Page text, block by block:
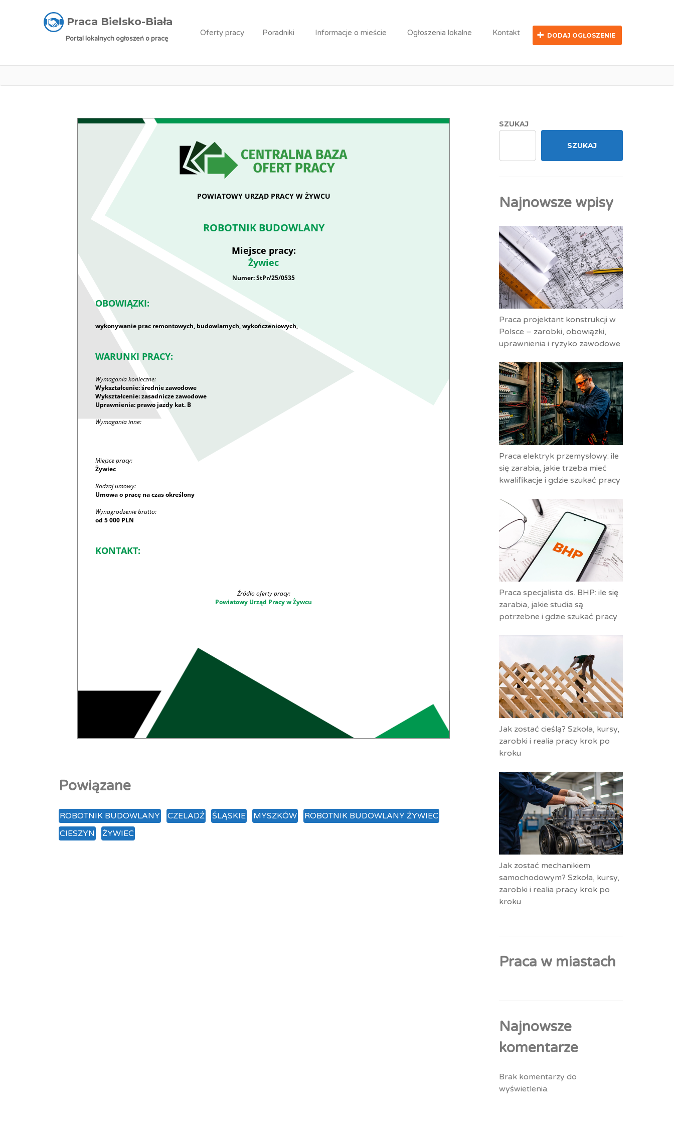
Praca Bielsko-Biała
Portal lokalnych ogłoszeń o pracę
Oferty pracy Poradniki Informacje o mieście Ogłoszenia lokalne Kontakt DODAJ OGŁOSZENIE
Praca Bielsko-Biała » Oferty pracy
POWIATOWY URZĄD PRACY W ŻYWCU
ROBOTNIK BUDOWLANY
Miejsce pracy:
Żywiec
Numer: StPr/25/0535
OBOWIĄZKI:
wykonywanie prac remontowych, budowlamych, wykończeniowych,
WARUNKI PRACY:
Wymagania konieczne:
Wykształcenie: średnie zawodowe
Wykształcenie: zasadnicze zawodowe
Uprawnienia: prawo jazdy kat. B
Wymagania inne:
Miejsce pracy:
Żywiec
Rodzaj umowy:
Umowa o pracę na czas określony
Wynagrodzenie brutto:
od 5 000 PLN
KONTAKT:
Źródło oferty pracy:
Powiatowy Urząd Pracy w Żywcu
Powiązane
ROBOTNIK BUDOWLANY CZELADŹ ŚLĄSKIE MYSZKÓW
ROBOTNIK BUDOWLANY ŻYWIEC
CIESZYN
ŻYWIEC
SZUKAJ
SZUKAJ
Najnowsze wpisy
Praca projektant konstrukcji w
Polsce – zarobki, obowiązki,
uprawnienia i ryzyko zawodowe
Praca elektryk przemysłowy: ile
się zarabia, jakie trzeba mieć
kwalifikacje i gdzie szukać pracy
Praca specjalista ds. BHP: ile się
zarabia, jakie studia są
potrzebne i gdzie szukać pracy
Jak zostać cieślą? Szkoła, kursy,
zarobki i realia pracy krok po
kroku
Jak zostać mechanikiem
samochodowym? Szkoła, kursy,
zarobki i realia pracy krok po
kroku
Praca w miastach
Najnowsze
komentarze
Brak komentarzy do
wyświetlenia.